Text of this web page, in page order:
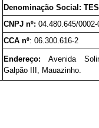
Denominação Social:
CNPJ nº:04.480.645/0002-
CCA nº: 06.300.616-2
Endereço:Avenida
Galpão III, Mauazinho.